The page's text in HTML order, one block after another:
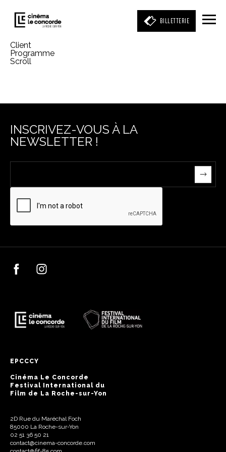
BILLETTERIE
Client
Programme
Scroll
INSCRIVEZ-VOUS À LA
NEWSLETTER !
EPCCCY
Cinéma Le Concorde
Festival International du
Film de La Roche-sur-Yon
2D Rue du Maréchal Foch
85000 La Roche-sur-Yon
02 51 36 50 21
contact@cinema-concorde.com